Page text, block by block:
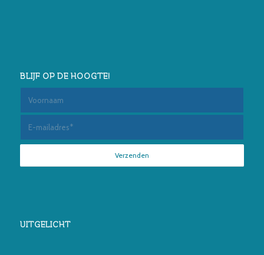
BLIJF OP DE HOOGTE!
UITGELICHT